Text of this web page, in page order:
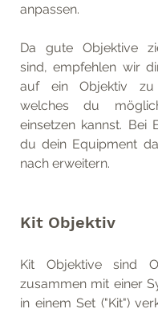
anpassen.
Da gute Objektive
sind, empfehlen wir
auf ein Objektiv zu
welches du
einsetzen kannst. Bei
du dein Equipment
nach erweitern.
Kit Objektiv
Kit Objektive sind
zusammen mit einer
in einem Set ("Kit")